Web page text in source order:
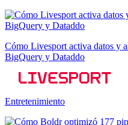
Cómo Livesport activa datos y
BigQuery y Dataddo
Entretenimiento